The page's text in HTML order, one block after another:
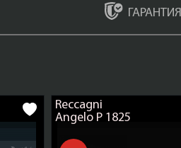
Reccagni
Angelo P 1825